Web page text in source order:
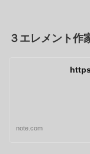
３エレメント
note.com